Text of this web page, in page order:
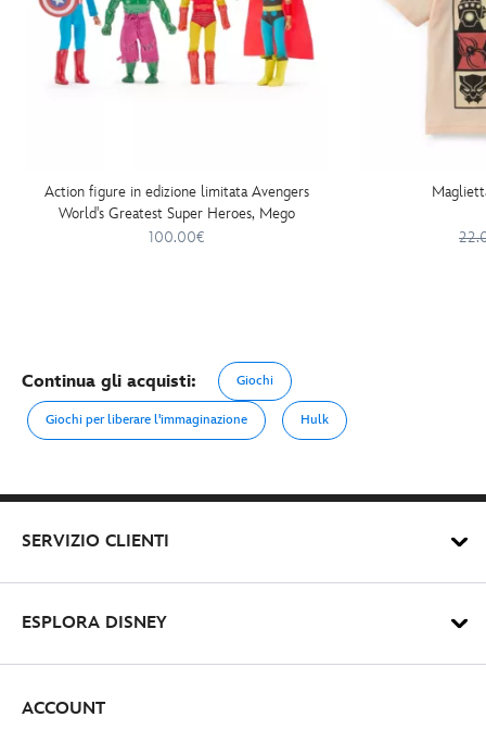
Action figure in edizione limitata Avengers
World's Greatest Super Heroes, Mego
100.00€
Continua gli acquisti: Giochi
Giochi per liberare l'immaginazione Hulk
SERVIZIO CLIENTI
ESPLORA DISNEY
ACCOUNT